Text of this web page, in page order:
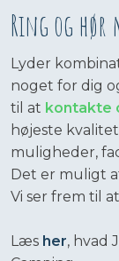
Ring og hør
Lyder
noget for dig
til at kontakte
højeste
muligheder,
Det er muligt
Vi ser frem til
Læs her, hvad